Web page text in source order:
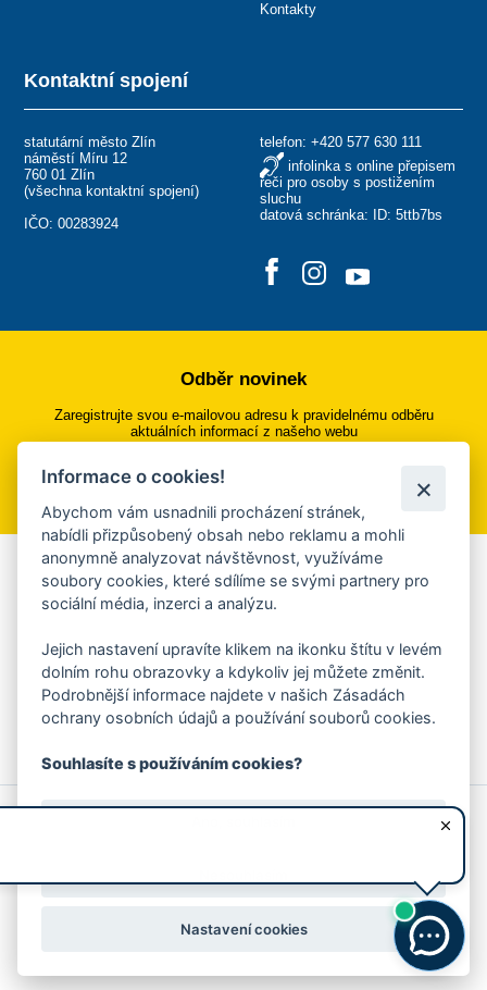
Kontaktní spojení
statutární město Zlín
náměstí Míru 12
760 01 Zlín
(všechna kontaktní spojení)
IČO: 00283924
telefon: +420 577 630 111
infolinka s online přepisem
řeči pro osoby s postižením
sluchu
datová schránka: ID: 5ttb7bs
Kontakty
Odběr novinek
Zaregistrujte svou e-mailovou adresu k pravidelnému odběru
aktuálních informací z našeho webu
Přihlásit se k odběru
Aplikace Mobilní rozhlas
Chcete dostávat do svého mobilu či mailu upozornění na
ankety, pozvánky na kulturní a sportovní akce?
Více informací o aplikaci
© 2026 Magistrát města Zlína
Prohlášení o používání cookies
Informace o cookies!
Abychom vám usnadnili procházení stránek,
nabídli přizpůsobený obsah nebo reklamu a mohli
anonymně analyzovat návštěvnost, využíváme
soubory cookies, které sdílíme se svými partnery pro
sociální média, inzerci a analýzu.
Jejich nastavení upravíte klikem na ikonku štítu v levém
dolním rohu obrazovky a kdykoliv jej můžete změnit.
Podrobnější informace najdete v našich Zásadách
ochrany osobních údajů a používání souborů cookies.
Souhlasíte s používáním cookies?
Nastavení cookies